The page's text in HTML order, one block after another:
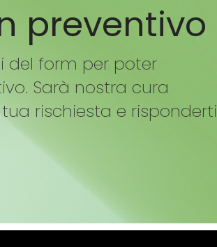
preventivo
form per poter
Sarà nostra cura
rischiesta e risponderti